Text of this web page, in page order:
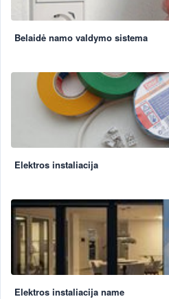
Belaidė namo valdymo sistema
Elektros instaliacija
Elektros instaliacija name